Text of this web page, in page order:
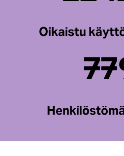
Oikaistu